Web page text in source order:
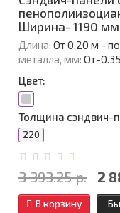
Ширина- 1190
Длина: От 0,20 м -
металла, мм: От-
Цвет:
Толщина сэндвич-
220
3 393.25 р. 2
В корзину